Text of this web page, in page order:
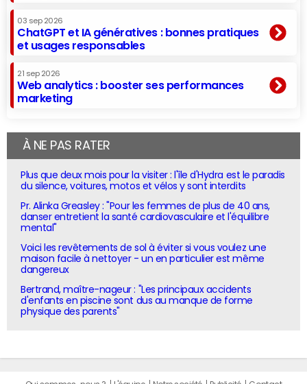
03 sep 2026
ChatGPT et IA génératives : bonnes pratiques
et usages responsables
21 sep 2026
Web analytics : booster ses performances
marketing
À NE PAS RATER
Plus que deux mois pour la visiter : l'île d'Hydra est le paradis
du silence, voitures, motos et vélos y sont interdits
Pr. Alinka Greasley : "Pour les femmes de plus de 40 ans,
danser entretient la santé cardiovasculaire et l'équilibre
mental"
Voici les revêtements de sol à éviter si vous voulez une
maison facile à nettoyer - un en particulier est même
dangereux
Bertrand, maître-nageur : "Les principaux accidents
d'enfants en piscine sont dus au manque de forme
physique des parents"